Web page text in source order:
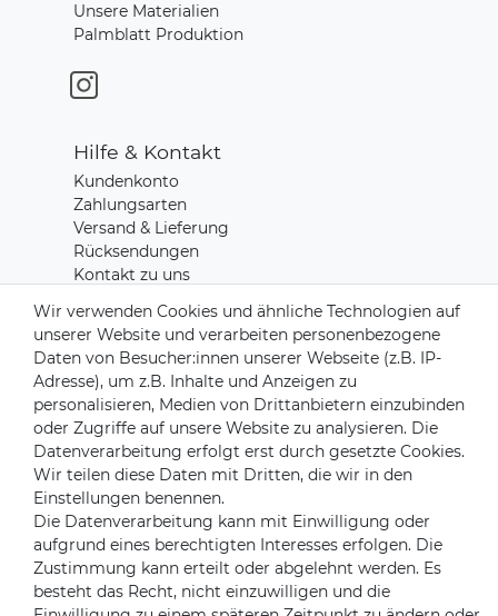
Unsere Materialien
Palmblatt Produktion
Hilfe & Kontakt
Kundenkonto
Zahlungsarten
Versand & Lieferung
Rücksendungen
Kontakt zu uns
Zahlungsanbieter
Versandpartner
Wir verwenden Cookies und ähnliche Technologien auf
unserer Website und verarbeiten personenbezogene
Daten von Besucher:innen unserer Webseite (z.B. IP-
Adresse), um z.B. Inhalte und Anzeigen zu
personalisieren, Medien von Drittanbietern einzubinden
oder Zugriffe auf unsere Website zu analysieren. Die
Datenverarbeitung erfolgt erst durch gesetzte Cookies.
Wir teilen diese Daten mit Dritten, die wir in den
Einstellungen benennen.
Die Datenverarbeitung kann mit Einwilligung oder
aufgrund eines berechtigten Interesses erfolgen. Die
Zustimmung kann erteilt oder abgelehnt werden. Es
besteht das Recht, nicht einzuwilligen und die